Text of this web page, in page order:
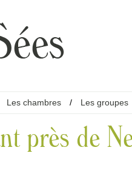
Les chambres / Les groupes
près de